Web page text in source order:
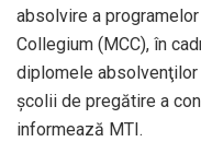
absolvire a
Collegium (MCC), în
diplomele
şcolii de pregătire a
informează MTI.